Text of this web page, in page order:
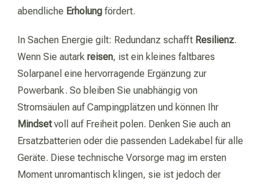
abendliche Erholung fördert.
In Sachen Energie gilt: Redundanz schafft Resilienz.
Wenn Sie autark reisen, ist ein kleines faltbares
Solarpanel eine hervorragende Ergänzung zur
Powerbank. So bleiben Sie unabhängig von
Stromsäulen auf Campingplätzen und können Ihr
Mindsetvoll auf Freiheit polen. Denken Sie auch an
Ersatzbatterien oder die passenden Ladekabel für alle
Geräte. Diese technische Vorsorge mag im ersten
Moment unromantisch klingen, sie ist jedoch der